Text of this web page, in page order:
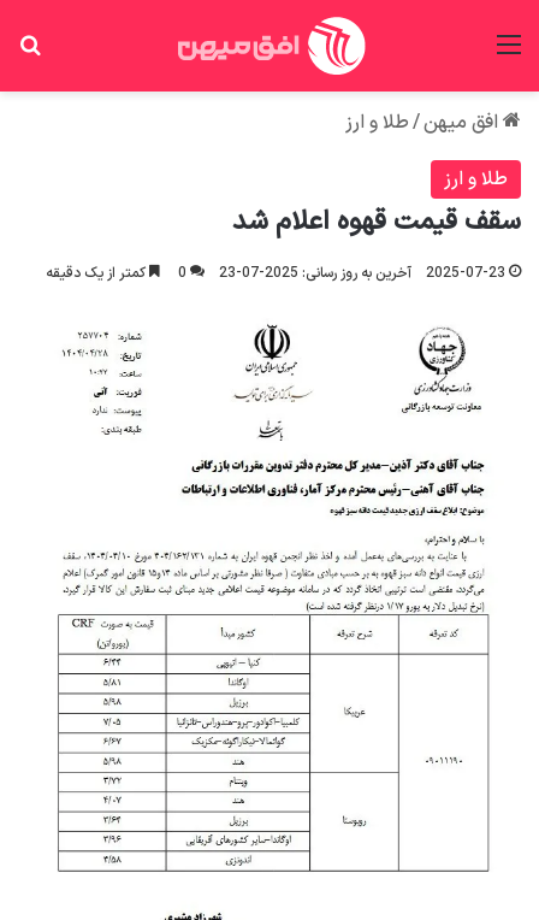
افق میهن/طلا و ارز
طلا و ارز
سقف قیمت قهوه اعلام شد
2025-07-23 آخرین به روز رسانی: 2025-07-23 0 کمتر از یک دقیقه